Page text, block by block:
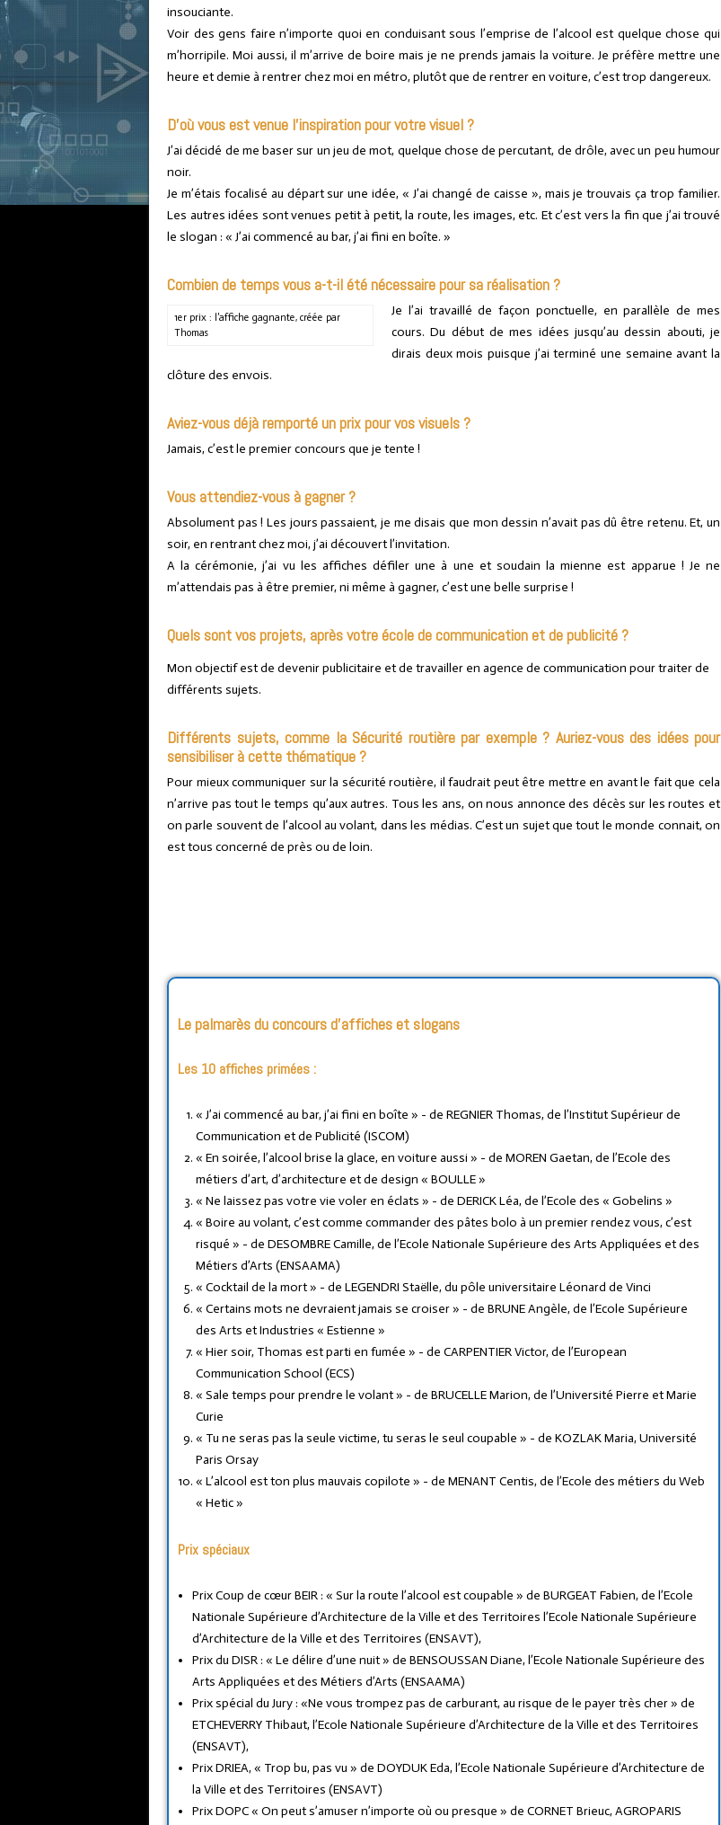
insouciante.
Voir des gens faire n’importe quoi en conduisant sous l’emprise de l’alcool est quelque chose qui
m’horripile. Moi aussi, il m’arrive de boire mais je ne prends jamais la voiture. Je préfère mettre une
heure et demie à rentrer chez moi en métro, plutôt que de rentrer en voiture, c’est trop dangereux.
D’où vous est venue l’inspiration pour votre visuel ?
J’ai décidé de me baser sur un jeu de mot, quelque chose de percutant, de drôle, avec un peu humour
noir.
Je m’étais focalisé au départ sur une idée, « J’ai changé de caisse », mais je trouvais ça trop familier.
Les autres idées sont venues petit à petit, la route, les images, etc. Et c’est vers la fin que j’ai trouvé
le slogan : « J’ai commencé au bar, j’ai fini en boîte. »
Combien de temps vous a-t-il été nécessaire pour sa réalisation ?
1er prix : l’affiche gagnante, créée par
Thomas
Je l’ai travaillé de façon ponctuelle, en parallèle de mes
cours. Du début de mes idées jusqu’au dessin abouti, je
dirais deux mois puisque j’ai terminé une semaine avant la
clôture des envois.
Aviez-vous déjà remporté un prix pour vos visuels ?
Jamais, c’est le premier concours que je tente !
Vous attendiez-vous à gagner ?
Absolument pas ! Les jours passaient, je me disais que mon dessin n’avait pas dû être retenu. Et, un
soir, en rentrant chez moi, j’ai découvert l’invitation.
A la cérémonie, j’ai vu les affiches défiler une à une et soudain la mienne est apparue ! Je ne
m’attendais pas à être premier, ni même à gagner, c’est une belle surprise !
Quels sont vos projets, après votre école de communication et de publicité ?
Mon objectif est de devenir publicitaire et de travailler en agence de communication pour traiter de
différents sujets.
Différents sujets, comme la Sécurité routière par exemple ? Auriez-vous des idées pour
sensibiliser à cette thématique ?
Pour mieux communiquer sur la sécurité routière, il faudrait peut être mettre en avant le fait que cela
n’arrive pas tout le temps qu’aux autres. Tous les ans, on nous annonce des décès sur les routes et
on parle souvent de l’alcool au volant, dans les médias. C’est un sujet que tout le monde connait, on
est tous concerné de près ou de loin.
Le palmarès du concours d’affiches et slogans
Les 10 affiches primées :
« J’ai commencé au bar, j’ai fini en boîte » - de REGNIER Thomas, de l’Institut Supérieur de
Communication et de Publicité (ISCOM)
« En soirée, l’alcool brise la glace, en voiture aussi » - de MOREN Gaetan, de l’Ecole des
métiers d’art, d’architecture et de design « BOULLE »
« Ne laissez pas votre vie voler en éclats » - de DERICK Léa, de l’Ecole des « Gobelins »
« Boire au volant, c’est comme commander des pâtes bolo à un premier rendez vous, c’est
risqué » - de DESOMBRE Camille, de l’Ecole Nationale Supérieure des Arts Appliquées et des
Métiers d’Arts (ENSAAMA)
« Cocktail de la mort » - de LEGENDRI Staëlle, du pôle universitaire Léonard de Vinci
« Certains mots ne devraient jamais se croiser » - de BRUNE Angèle, de l’Ecole Supérieure
des Arts et Industries « Estienne »
« Hier soir, Thomas est parti en fumée » - de CARPENTIER Victor, de l’European
Communication School (ECS)
« Sale temps pour prendre le volant » - de BRUCELLE Marion, de l’Université Pierre et Marie
Curie
« Tu ne seras pas la seule victime, tu seras le seul coupable » - de KOZLAK Maria, Université
Paris Orsay
« L’alcool est ton plus mauvais copilote » - de MENANT Centis, de l’Ecole des métiers du Web
« Hetic »
Prix spéciaux
Prix Coup de cœur BEIR : « Sur la route l’alcool est coupable » de BURGEAT Fabien, de l’Ecole
Nationale Supérieure d’Architecture de la Ville et des Territoires l’Ecole Nationale Supérieure
d’Architecture de la Ville et des Territoires (ENSAVT),
Prix du DISR : « Le délire d’une nuit » de BENSOUSSAN Diane, l’Ecole Nationale Supérieure des
Arts Appliquées et des Métiers d’Arts (ENSAAMA)
Prix spécial du Jury : «Ne vous trompez pas de carburant, au risque de le payer très cher » de
ETCHEVERRY Thibaut, l’Ecole Nationale Supérieure d’Architecture de la Ville et des Territoires
(ENSAVT),
Prix DRIEA, « Trop bu, pas vu » de DOYDUK Eda, l’Ecole Nationale Supérieure d’Architecture de
la Ville et des Territoires (ENSAVT)
Prix DOPC « On peut s’amuser n’importe où ou presque » de CORNET Brieuc, AGROPARIS